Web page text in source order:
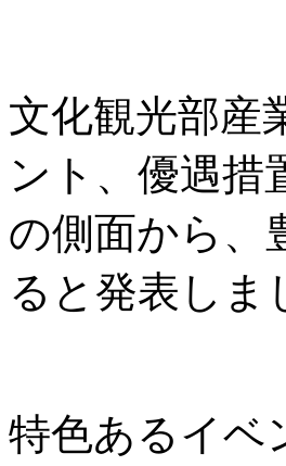
文化観光部産
ント、優遇措
の側面から、
ると発表しま
特色あるイベ